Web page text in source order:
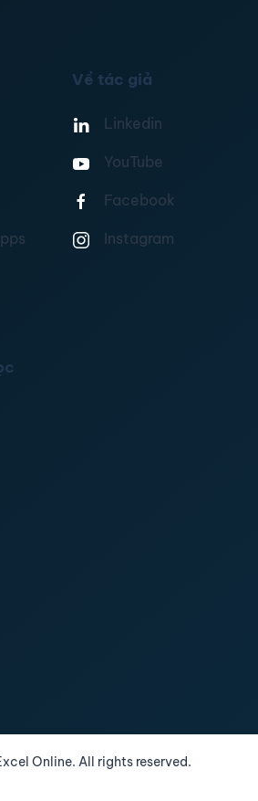
Về tác giả
Linkedin
YouTube
Facebook
Instagram
Online. All rights reserved.